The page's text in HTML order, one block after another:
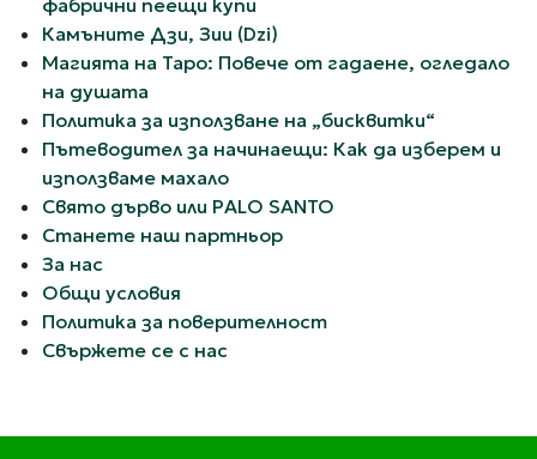
фабрични пеещи купи
Камъните Дзи, Зии (Dzi)
Магията на Таро: Повече от гадаене, огледало
на душата
Политика за използване на „бисквитки“
Пътеводител за начинаещи: Как да изберем и
използваме махало
Свято дърво или PALO SANTO
Станете наш партньор
За нас
Общи условия
Политика за поверителност
Свържете се с нас